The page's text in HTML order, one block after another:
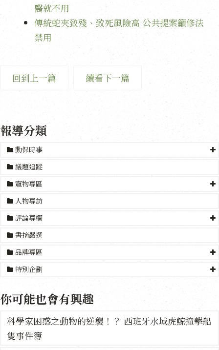
醫就不用
傳統蛇夾致殘、致死風險高 公共提案籲修法
禁用
回到上一篇 續看下一篇
報導分類
動保時事
議題追蹤
寵物專區
人物專訪
評論專欄
書摘嚴選
品牌專區
特別企劃
你可能也會有興趣
科學家困惑之動物的逆襲！？ 西班牙水域虎鯨撞擊船
隻事件簿